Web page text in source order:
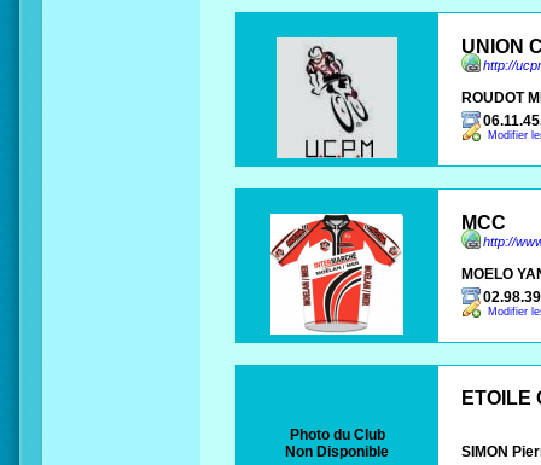
UNION
http://
ROUDOT
Modifier
MCC
http://
MOELO
Modifier
Photo du Club
Non Disponible
ETOILE
SIMON